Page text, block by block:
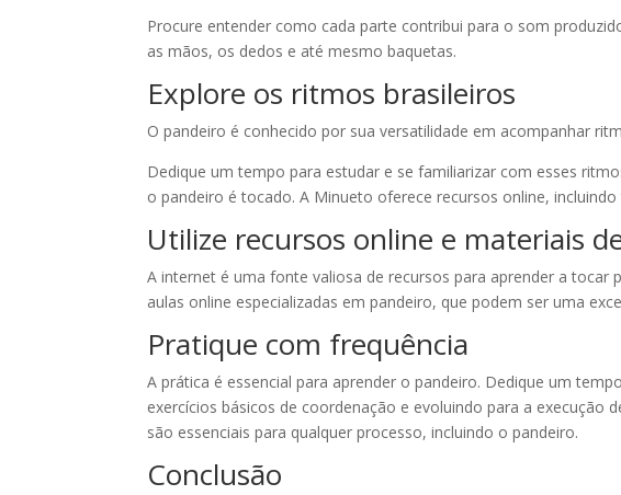
Procure entender como cada parte contribui para o som
as mãos, os dedos e até mesmo baquetas.
Explore os ritmos brasileiros
O pandeiro é conhecido por sua versatilidade em acompanhar
Dedique um tempo para estudar e se familiarizar com esses
o pandeiro é tocado. A Minueto oferece recursos online,
Utilize recursos online e materiais
A internet é uma fonte valiosa de recursos para aprender a tocar
aulas online especializadas em pandeiro, que podem ser uma
Pratique com frequência
A prática é essencial para aprender o pandeiro. Dedique um
exercícios básicos de coordenação e evoluindo para a execução
são essenciais para qualquer processo, incluindo o pandeiro.
Conclusão